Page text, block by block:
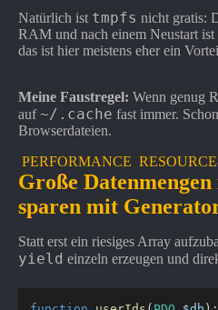
Natürlich ist tmpfs nicht gratis:
RAM und nach einem Neustart
das ist hier meistens eher ein
Meine Faustregel: Wenn genug
auf~/.cache fast immer.
Browserdateien.
PERFORMANCE
Große
sparen mit
Statt erst ein riesiges Array
yield einzeln erzeugen und